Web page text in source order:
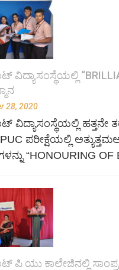
ವಿದ್ಯಾಸಂಸ್ಥೆಯಲ್ಲಿ
28, 2020
ವಿದ್ಯಾಸಂಸ್ಥೆಯಲ್ಲಿ ಹತ್ತನೇ
ಪರೀಕ್ಷೆಯಲ್ಲಿ
“HONOURING
ಪಿ ಯು ಕಾಲೇಜಿನಲ್ಲಿ